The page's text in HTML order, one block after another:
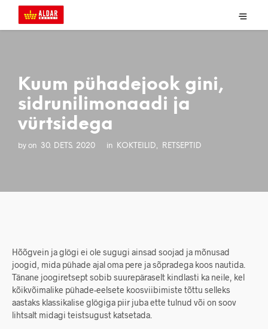
Kuum pühadejook gini,
sidrunilimonaadi ja
vürtsidega
byon 30. DETS. 2020 in KOKTEILID RETSEPTID
Hõõgvein ja glögi ei ole sugugi ainsad soojad ja mõnusad
joogid, mida pühade ajal oma pere ja sõpradega koos nautida.
Tänane joogiretsept sobib suurepäraselt kindlasti ka neile, kel
kõikvõimalike pühade-eelsete koosviibimiste tõttu selleks
aastaks klassikalise glögiga piir juba ette tulnud või on soov
lihtsalt midagi teistsugust katsetada.